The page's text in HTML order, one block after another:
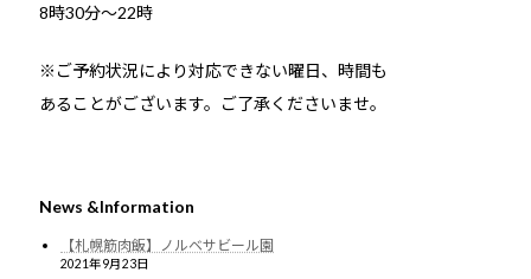
8時30分～22時
※ご予約状況により対応できない曜日、時間も
あることがございます。ご了承くださいませ。
News &Information
【札幌筋肉飯】ノルベサビール園
2021年9月23日